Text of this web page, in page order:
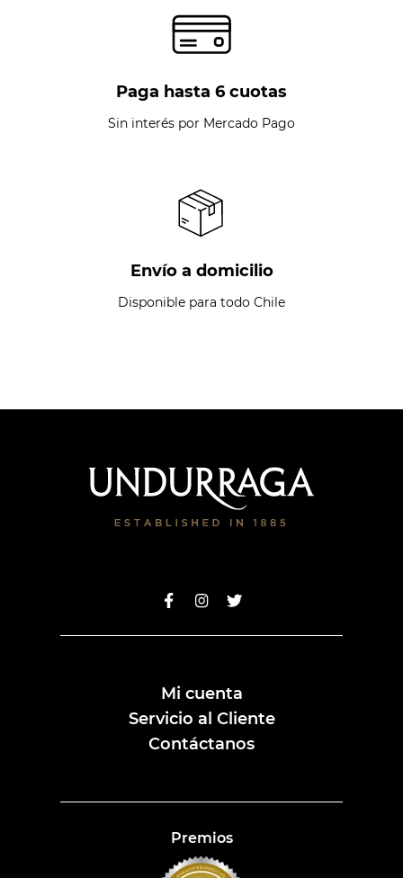
Paga hasta 6 cuotas
Sin interés por Mercado Pago
Envío a domicilio
Disponible para todo Chile
Mi cuenta
Servicio al Cliente
Contáctanos
Premios